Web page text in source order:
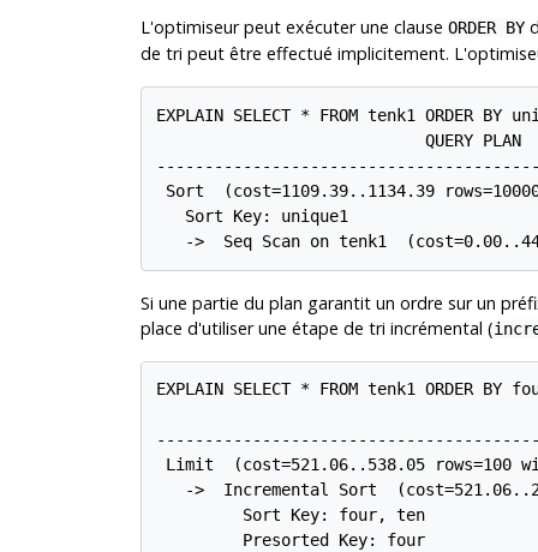
L'optimiseur peut exécuter une clause ORDER BY
de tri peut être effectué implicitement.
EXPLAIN SELECT * FROM tenk1 ORDER BY
                            QUERY PLAN
Sort  (cost=1109.39..1134.39
   Sort Key: unique1
->  Seq Scan on tenk1
Si une partie du plan garantit un ordre sur un
place d'utiliser une étape de tri incrémental (
EXPLAIN SELECT * FROM tenk1 ORDER
Limit  (cost=521.06..538.05 rows=100
->  Incremental Sort
         Sort Key: four, ten
         Presorted Key: four